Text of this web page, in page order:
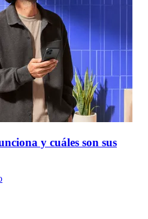
y cuáles son sus